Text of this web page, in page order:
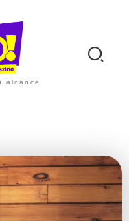
alcance